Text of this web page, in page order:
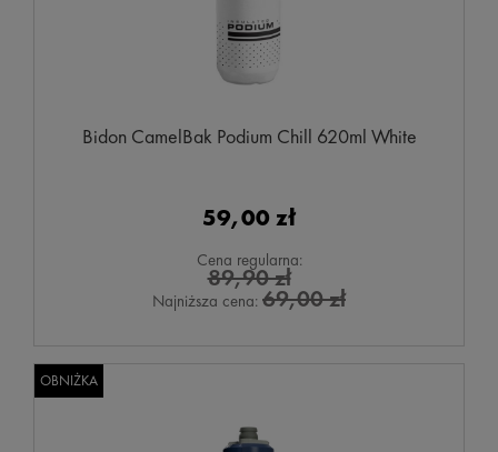
Bidon CamelBak Podium Chill 620ml White
59,00 zł
Cena regularna:
89,90 zł
Najniższa cena: 69,00 zł
OBNIŻKA